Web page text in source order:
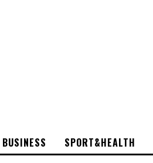
BUSINESS SPORT&HEALTH